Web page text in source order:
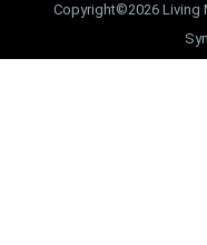
Copyright©2026 Living